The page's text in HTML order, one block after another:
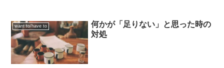
want to/have to
何かが「足りない」と思った時の
対処